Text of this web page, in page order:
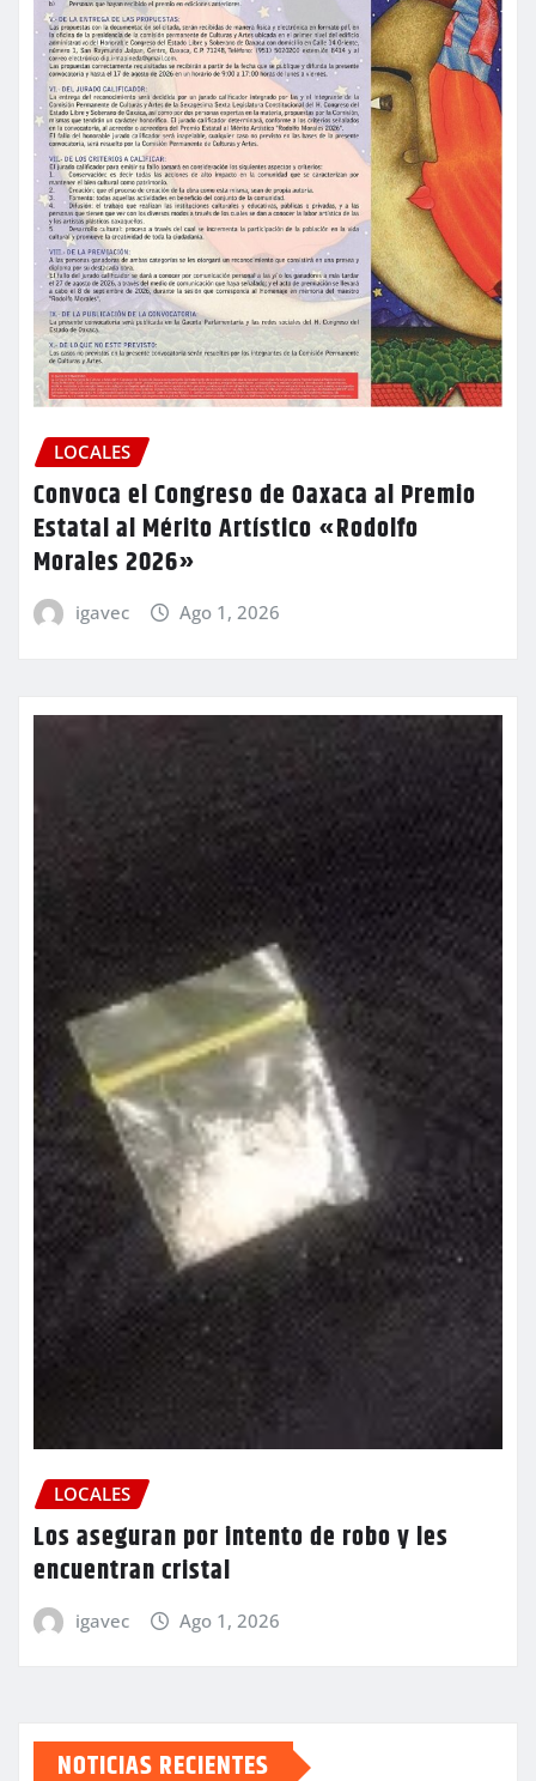
LOCALES
Convoca el Congreso de Oaxaca al Premio
Estatal al Mérito Artístico «Rodolfo
Morales 2026»
igavec Ago 1, 2026
LOCALES
Los aseguran por intento de robo y les
encuentran cristal
igavec Ago 1, 2026
NOTICIAS RECIENTES